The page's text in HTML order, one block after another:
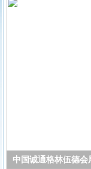
中国诚通格林伍德